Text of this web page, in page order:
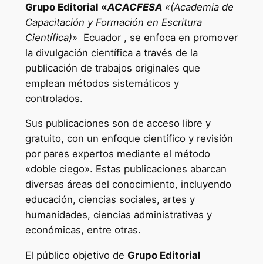
Grupo Editorial «ACACFESA «(Academia de
Capacitación y Formación en Escritura
Científica)» Ecuador , se enfoca en promover
la divulgación científica a través de la
publicación de trabajos originales que
emplean métodos sistemáticos y
controlados.
Sus publicaciones son de acceso libre y
gratuito, con un enfoque científico y revisión
por pares expertos mediante el método
«doble ciego». Estas publicaciones abarcan
diversas áreas del conocimiento, incluyendo
educación, ciencias sociales, artes y
humanidades, ciencias administrativas y
económicas, entre otras.
El público objetivo de Grupo Editorial